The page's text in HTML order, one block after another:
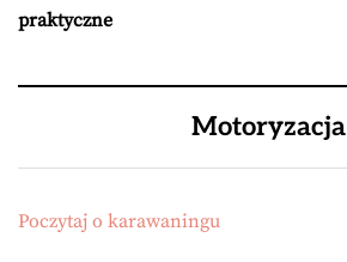
praktyczne
Motoryzacja
Poczytaj o karawaningu